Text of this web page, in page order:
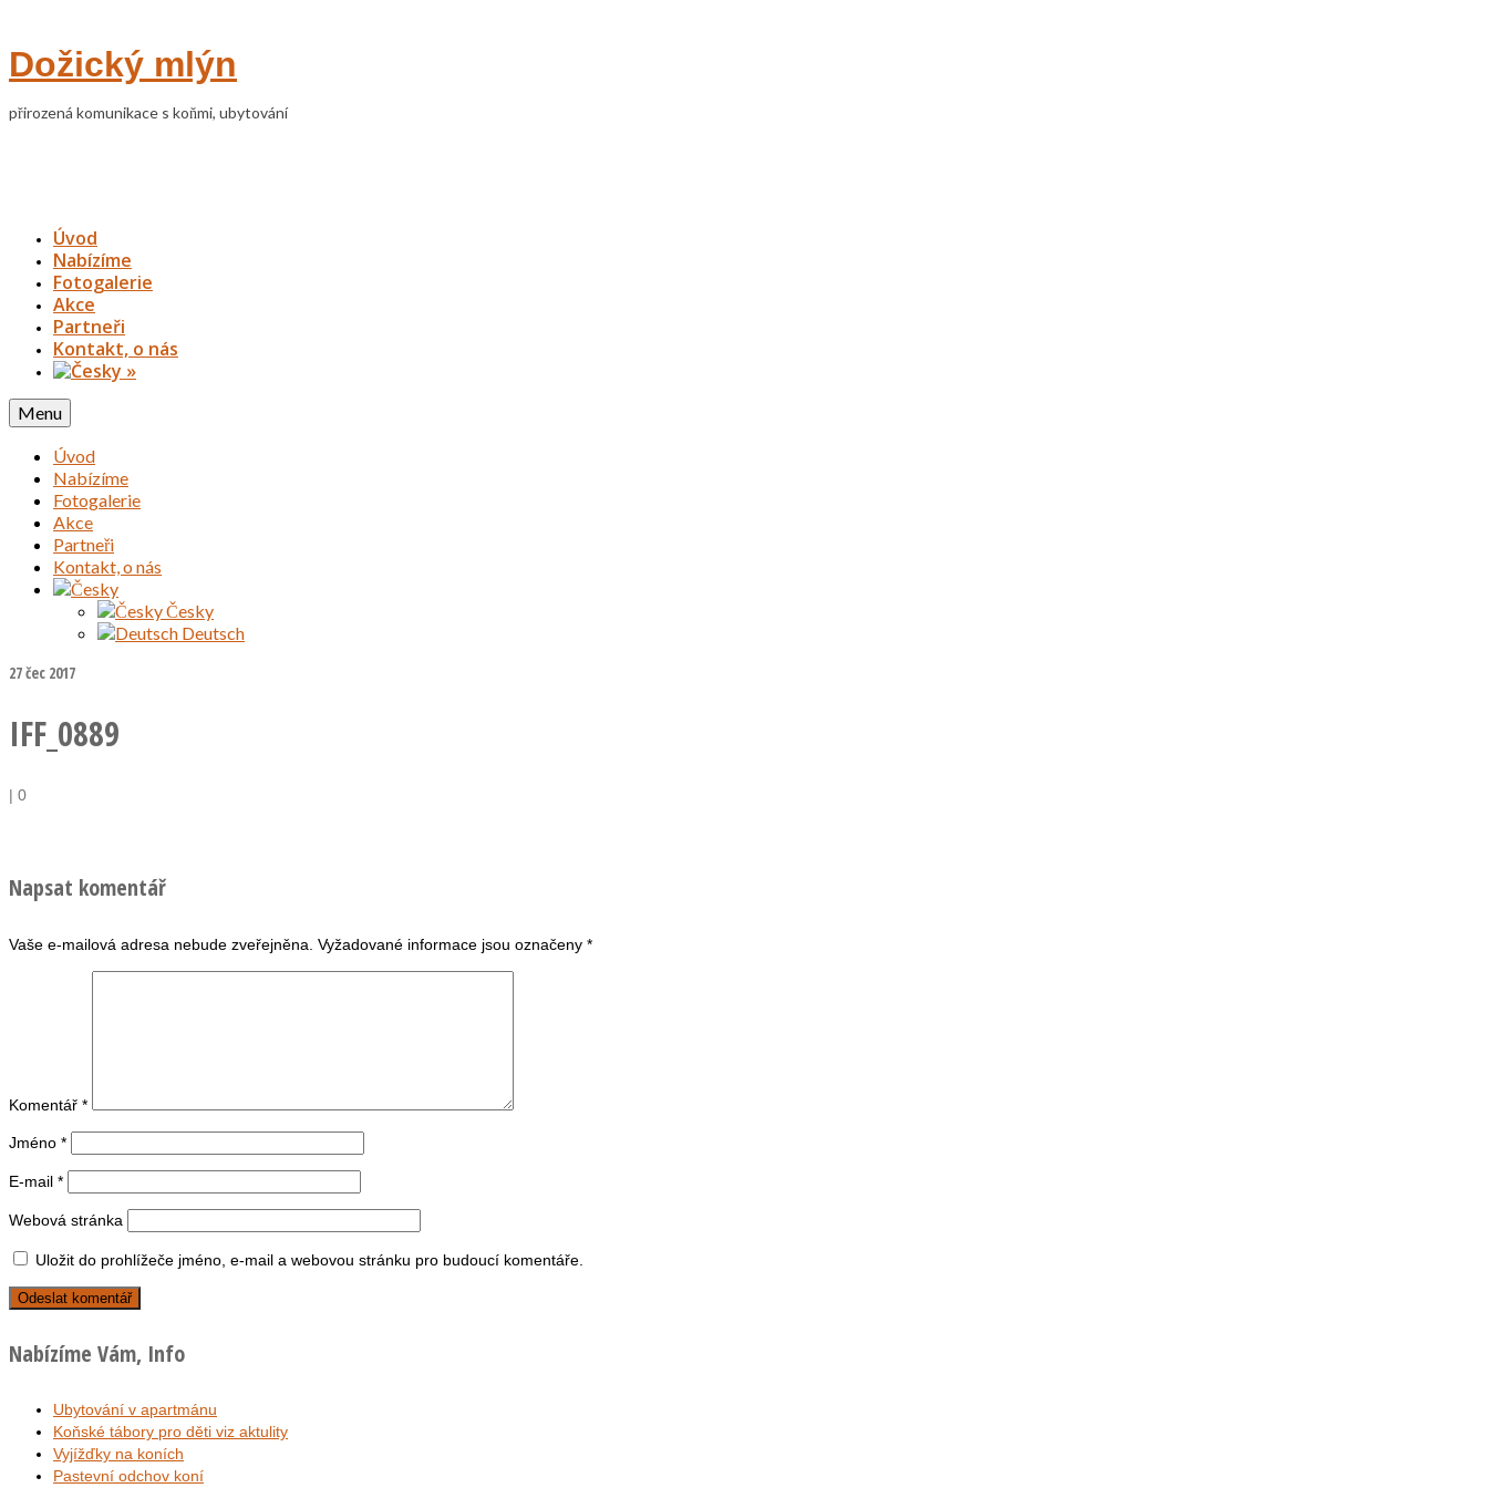
Dožický mlýn
přirozená komunikace s koňmi, ubytování
Úvod
Nabízíme
Fotogalerie
Akce
Partneři
Kontakt, o nás
»
Menu
Úvod
Nabízíme
Fotogalerie
Akce
Partneři
Kontakt, o nás
Česky
Deutsch
27čec 2017
IFF_0889
| 0
Napsat komentář
Vaše e-mailová adresa nebude zveřejněna. Vyžadované informace jsou označeny *
Komentář *
Jméno *
E-mail *
Webová stránka
Uložit do prohlížeče jméno, e-mail a webovou stránku pro budoucí komentáře.
Nabízíme Vám, Info
Ubytování v apartmánu
Koňské tábory pro děti viz aktulity
Vyjížďky na koních
Pastevní odchov koní